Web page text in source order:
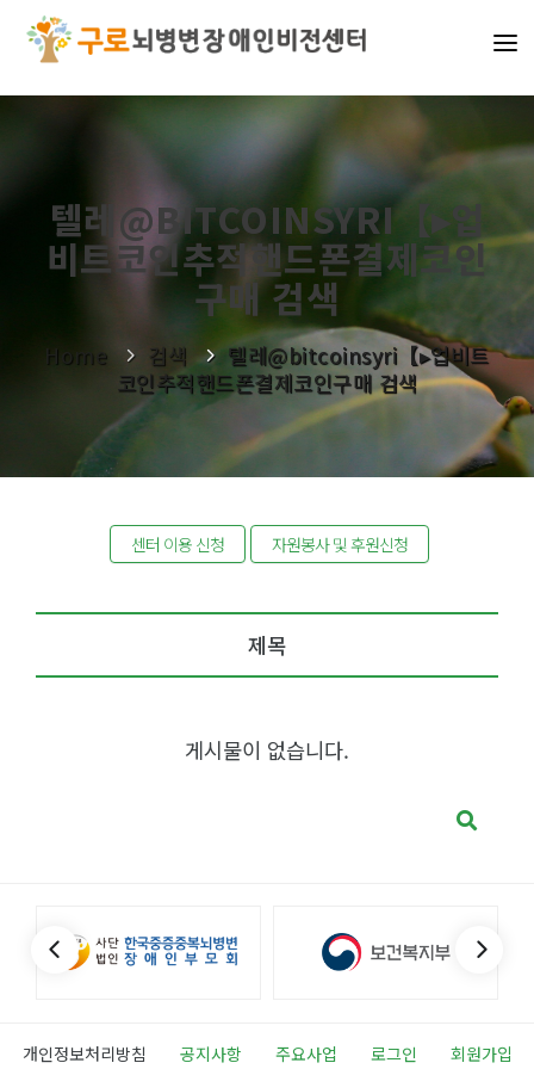
기관소개
알림마당
나눔활동
텔레@BITCOINSYRI【▸업
비트코인추적핸드폰결제코인
구매 검색
Home 검색
텔레@bitcoinsyri【▸업비트
코인추적핸드폰결제코인구매 검색
센터 이용 신청 자원봉사 및 후원신청
제목
게시물이 없습니다.
개인정보처리방침 공지사항 주요사업 로그인 회원가입